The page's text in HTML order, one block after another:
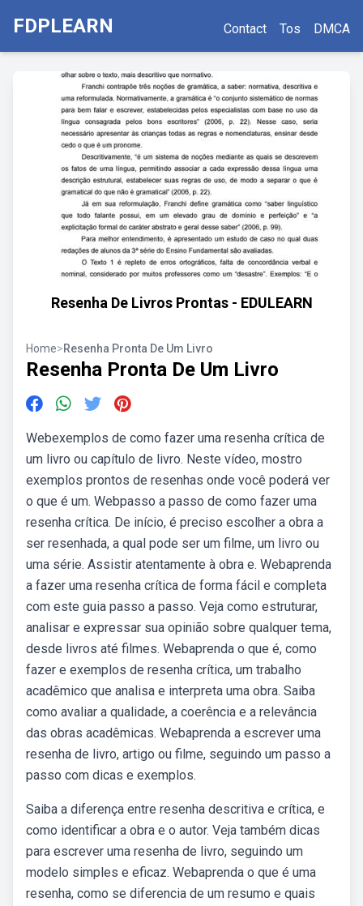
FDPLEARN Contact Tos DMCA
Resenha De Livros Prontas - EDULEARN
Home>Resenha Pronta De Um Livro
Resenha Pronta De Um Livro
Webexemplos de como fazer uma resenha crítica de
um livro ou capítulo de livro. Neste vídeo, mostro
exemplos prontos de resenhas onde você poderá ver
o que é um. Webpasso a passo de como fazer uma
resenha crítica. De início, é preciso escolher a obra a
ser resenhada, a qual pode ser um filme, um livro ou
uma série. Assistir atentamente à obra e. Webaprenda
a fazer uma resenha crítica de forma fácil e completa
com este guia passo a passo. Veja como estruturar,
analisar e expressar sua opinião sobre qualquer tema,
desde livros até filmes. Webaprenda o que é, como
fazer e exemplos de resenha crítica, um trabalho
acadêmico que analisa e interpreta uma obra. Saiba
como avaliar a qualidade, a coerência e a relevância
das obras acadêmicas. Webaprenda a escrever uma
resenha de livro, artigo ou filme, seguindo um passo a
passo com dicas e exemplos.
Saiba a diferença entre resenha descritiva e crítica, e
como identificar a obra e o autor. Veja também dicas
para escrever uma resenha de livro, seguindo um
modelo simples e eficaz. Webaprenda o que é uma
resenha, como se diferencia de um resumo e quais